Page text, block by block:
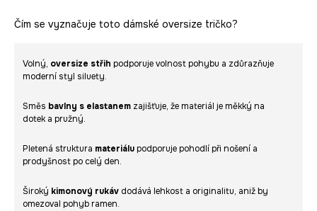
Čím se vyznačuje toto dámské oversize tričko?
Volný, oversize střih podporuje volnost pohybu a zdůrazňuje
moderní styl siluety.
Směs bavlny s elastanem zajišťuje, že materiál je měkký na
dotek a pružný.
Pletená struktura materiálu podporuje pohodlí při nošení a
prodyšnost po celý den.
Široký kimonový rukáv dodává lehkost a originalitu, aniž by
omezoval pohyb ramen.